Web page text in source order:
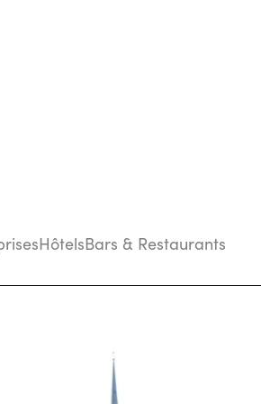
HôtelsBars & Restaurants